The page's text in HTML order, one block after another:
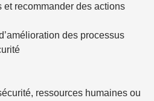
recommander des actions
des processus
ressources humaines ou